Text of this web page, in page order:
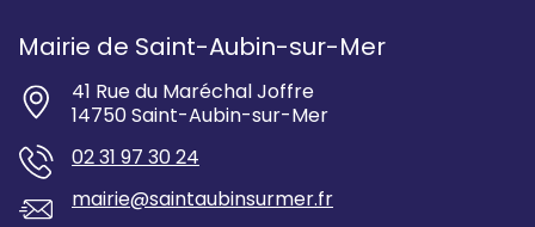
Mairie de Saint-Aubin-sur-Mer
41 Rue du Maréchal Joffre
14750 Saint-Aubin-sur-Mer
02 31 97 30 24
mairie@saintaubinsurmer.fr